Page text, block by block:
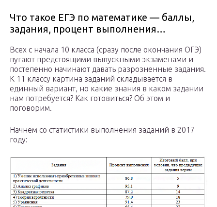
Что такое ЕГЭ по математике — баллы,
задания, процент выполнения…
Всех с начала 10 класса (сразу после окончания ОГЭ)
пугают предстоящими выпускными экзаменами и
постепенно начинают давать разрозненные задания.
К 11 классу картина заданий складывается в
единный вариант, но какие знания в каком задании
нам потребуется? Как готовиться? Об этом и
поговорим.
Начнем со статистики выполнения заданий в 2017
году: